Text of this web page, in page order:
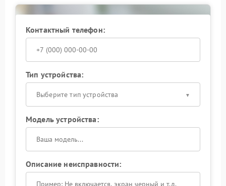
Контактный телефон:
Тип устройства:
Выберите тип устройства
Модель устройства:
Описание неисправности: